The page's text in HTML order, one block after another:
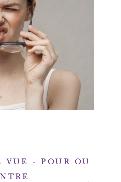
– POUR OU